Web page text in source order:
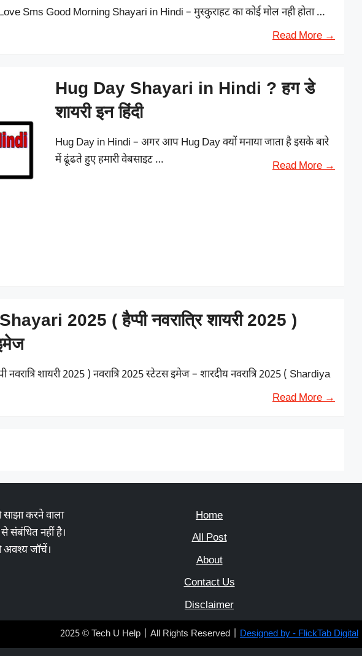
Sms Good Morning Shayari in Hindi – मुस्कुराहट का कोई मोल नही होता …
Read More →
Hug Day Shayari in Hindi ? हग डे
शायरी इन हिंदी
Hug Day in Hindi – अगर आप Hug Day क्यों मनाया जाता है इसके बारे
में ढूंढते हुए हमारी वेबसाइट …
Read More →
2025 ( हैप्पी नवरात्रि शायरी 2025 )
शायरी 2025 ) नवरात्रि 2025 स्टेटस इमेज – शारदीय नवरात्रि 2025 ( Shardiya
Read More →
करने वाला
संबंधित नहीं है।
अवश्य जाँचें।
Home
All Post
About
Contact Us
Disclaimer
2025 © Tech U Help | All Rights Reserved | Designed by - FlickTab Digital